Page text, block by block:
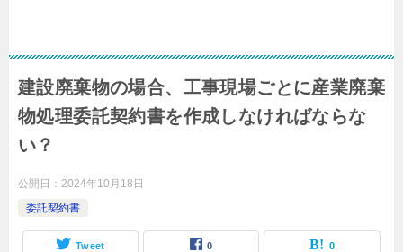
建設廃棄物の場合、工事現場ごとに産業廃棄
物処理委託契約書を作成しなければならな
い？
公開日： 2024年10月18日
委託契約書
Tweet 0 0